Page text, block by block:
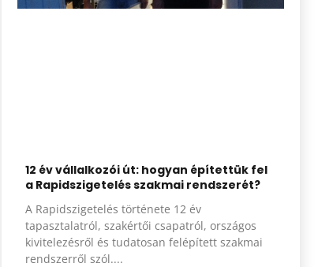
12 év vállalkozói út: hogyan építettük fel
a Rapidszigetelés szakmai rendszerét?
A Rapidszigetelés története 12 év
tapasztalatról, szakértői csapatról, országos
kivitelezésről és tudatosan felépített szakmai
rendszerről szól.